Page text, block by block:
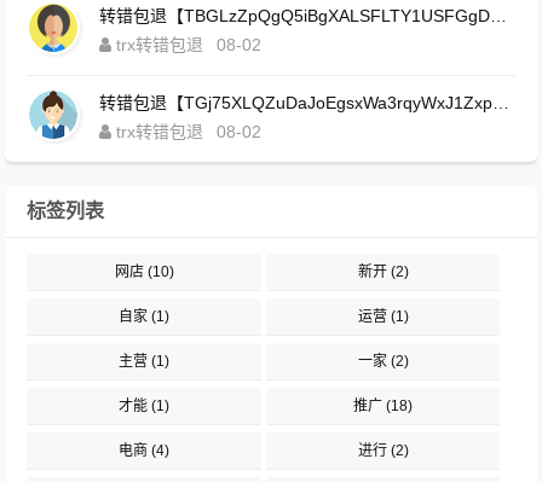
trx转错包退
08-02
trx转错包退
08-02
标签列表
网店(10) 新开(2)
自家 (1) 运营 (1)
主营 (1) 一家(2)
才能 (1) 推广 (18)
电商 (4) 进行(2)